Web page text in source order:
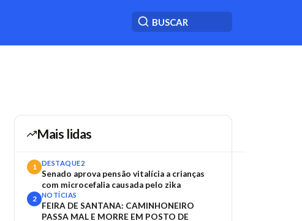
Mais lidas
1 DESTAQUE2
Senado aprova pensão vitalícia a crianças
com microcefalia causada pelo zika
2 NOTÍCIAS
FEIRA DE SANTANA: CAMINHONEIRO
PASSA MAL E MORRE EM POSTO DE